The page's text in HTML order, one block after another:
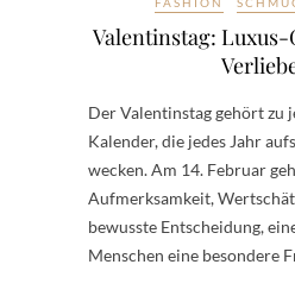
Valentinstag: Luxus-
Der Valentinstag gehört zu
Kalender, die jedes Jahr
wecken. Am 14. Februar
Aufmerksamkeit,
bewusste Entscheidung,
Menschen eine besondere